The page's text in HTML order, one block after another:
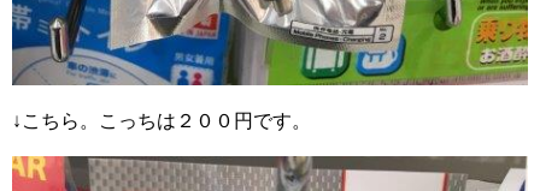
↓こちら。こっちは２００円です。